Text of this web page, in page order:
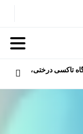
تاکسی درختی،
جستجو